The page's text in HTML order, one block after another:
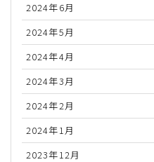
2024年6月
2024年5月
2024年4月
2024年3月
2024年2月
2024年1月
2023年12月